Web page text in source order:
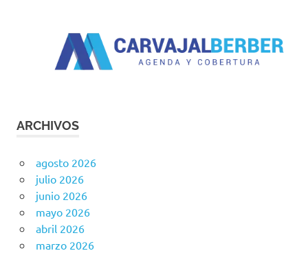
ARCHIVOS
agosto 2026
julio 2026
junio 2026
mayo 2026
abril 2026
marzo 2026